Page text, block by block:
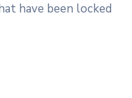
have been locked